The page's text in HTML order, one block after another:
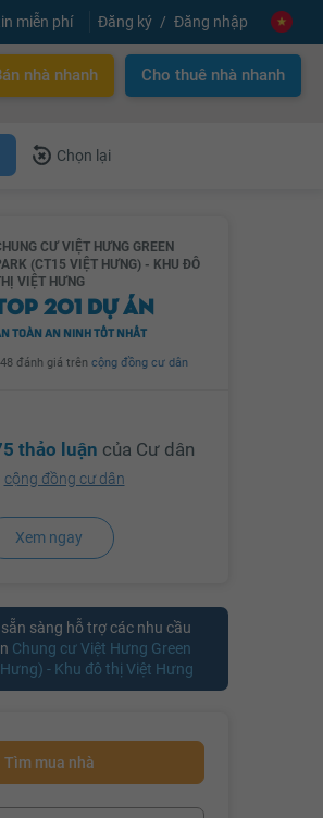
miễn phí Đăng ký Đăng nhập
nhà nhanh Cho thuê nhà nhanh
Chọn lại
CƯ VIỆT HƯNG GREEN
(CT15 VIỆT HƯNG) - KHU ĐÔ
VIỆT HƯNG
201 DỰ ÁN
TOÀN AN NINH TỐT NHẤT
đánh giá trên cộng đồng cư dân
thảo luận của Cư dân
cộng đồng cư dân
Xem ngay
sàng hỗ trợ các nhu cầu
Chung cư Việt Hưng Green
- Khu đô thị Việt Hưng
Tìm mua nhà